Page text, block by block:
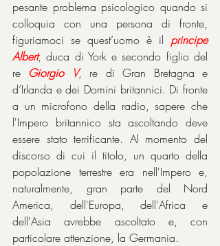
pesante problema psicologico quando si
colloquia con una persona di fronte,
figuriamoci se quest’uomo è il principe
Albert, duca di York e secondo figlio del
re Giorgio V, re di Gran Bretagna e
d’Irlanda e dei Domini britannici. Di fronte
a un microfono della radio, sapere che
l'Impero britannico sta ascoltando deve
essere stato terrificante. Al momento del
discorso di cui il titolo, un quarto della
popolazione terrestre era nell'Impero e,
naturalmente, gran parte del Nord
America, dell'Europa, dell'Africa e
dell'Asia avrebbe ascoltato e, con
particolare attenzione, la Germania.